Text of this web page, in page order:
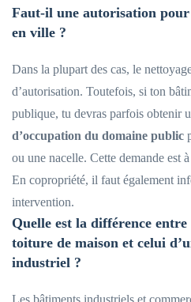
Faut-il une autorisation
en ville ?
Dans la plupart des cas, le
d’autorisation. Toutefois, si ton
publique, tu devras parfois obtenir
d’occupation du domaine public
ou une nacelle. Cette demande est
En copropriété, il faut également
intervention.
Quelle est la différence entre
toiture de maison et celui
industriel ?